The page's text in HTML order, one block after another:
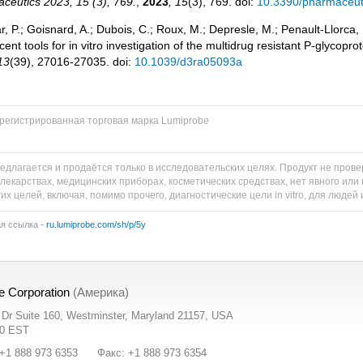
P.; Goisnard, A.; Dubois, C.; Roux, M.; Depresle, M.; Penault-
tools for in vitro investigation of the multidrug resistant P-
(39), 27016-27035. doi: 10.1039/d3ra05093a
торговая марка Lumiprobe
и продаётся только в исследовательских целях. Продукт не
медицинских приборах, косметических средствах, нет явного
целей, включая, помимо прочего, диагностические цели in vitro, для
ссылка - ru.lumiprobe.com/sh/p/5y
Corporation (Америка)
Suite 160, Westminster, Maryland 21157, USA
EST
888 973 6353
Факс: +1 888 973 6354